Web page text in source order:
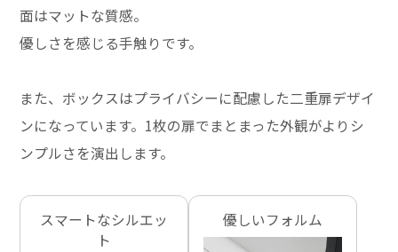
面はマットな質感。
優しさを感じる手触りです。
また、ボックスはプライバシーに配慮した二重扉デザイ
ンになっています。1枚の扉でまとまった外観がよりシ
ンプルさを演出します。
スマートなシルエッ
ト
優しいフォルム